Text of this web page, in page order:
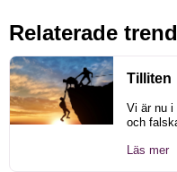
Relaterade
Tilliten
Vi är nu i
och
Läs mer